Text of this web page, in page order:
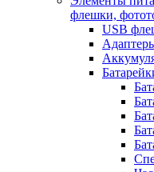
флешки,
USB